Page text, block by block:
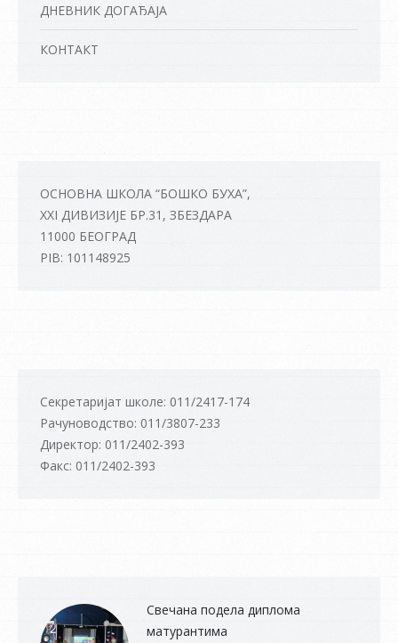
ДНЕВНИК ДОГАЂАЈА
КОНТАКТ
ОСНОВНА ШКОЛА “БОШКО БУХА”,
XXI ДИВИЗИЈЕ БР.31, ЗБЕЗДАРА
11000 БЕОГРАД
PIB: 101148925
Секретаријат школе: 011/2417-174
Рачуноводство: 011/3807-233
Директор: 011/2402-393
Факс: 011/2402-393
Свечана подела диплома
матурантима